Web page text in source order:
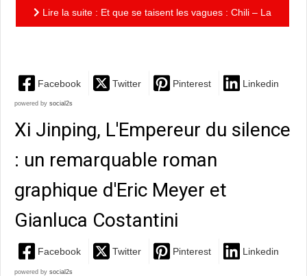
Lire la suite : Et que se taisent les vagues : Chili – La
Facebook Twitter Pinterest Linkedin
powered by social2s
Xi Jinping, L'Empereur du silence
: un remarquable roman
graphique d'Eric Meyer et
Gianluca Costantini
Facebook Twitter Pinterest Linkedin
powered by social2s